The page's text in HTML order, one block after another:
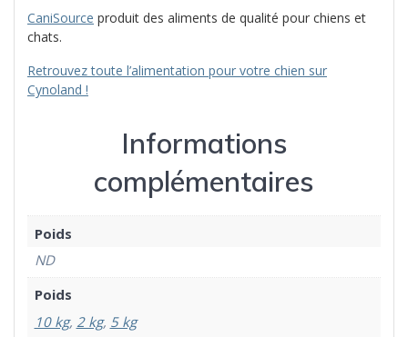
CaniSource produit des aliments de qualité pour chiens et
chats.
Retrouvez toute l’alimentation pour votre chien sur
Cynoland !
Informations
complémentaires
Poids
ND
Poids
10 kg, 2 kg, 5 kg